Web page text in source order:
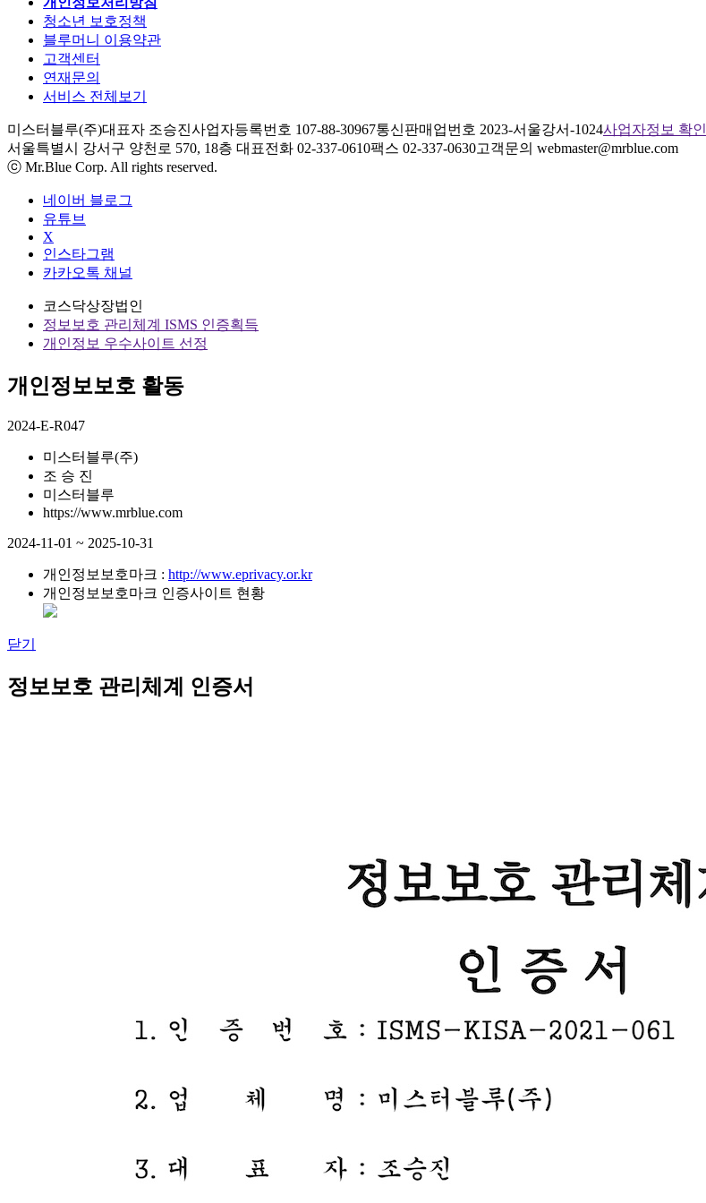
청소년 보호정책
블루머니 이용약관
고객센터
연재문의
서비스 전체보기
미스터블루(주)대표자 조승진사업자등록번호 107-88-30967통신판매업번호 2023-서울강서-1024사업자정보 확인
서울특별시 강서구 양천로 570, 18층 대표전화 02-337-0610팩스 02-337-0630고객문의 webmaster@mrblue.com
ⓒ Mr.Blue Corp. All rights reserved.
네이버 블로그
유튜브
X
인스타그램
카카오톡 채널
코스닥상장법인
정보보호 관리체계 ISMS 인증획득
개인정보 우수사이트 선정
개인정보보호 활동
2024-E-R047
미스터블루(주)
조 승 진
미스터블루
https://www.mrblue.com
2024-11-01 ~ 2025-10-31
개인정보보호마크 : http://www.eprivacy.or.kr
개인정보보호마크 인증사이트 현황
닫기
정보보호 관리체계 인증서